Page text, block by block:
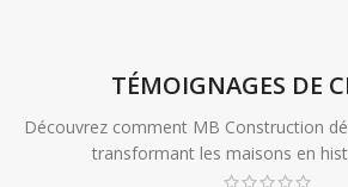
TÉMOIGNAGES DE
Découvrez comment MB Construction
transformant les maisons en